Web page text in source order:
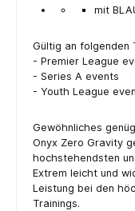
mit
Gültig an folgenden
- Premier League
- Series A events
- Youth League
Gewöhnliches
Onyx Zero Gravity
hochstehendsten
Extrem leicht und
Leistung bei den
Trainings.